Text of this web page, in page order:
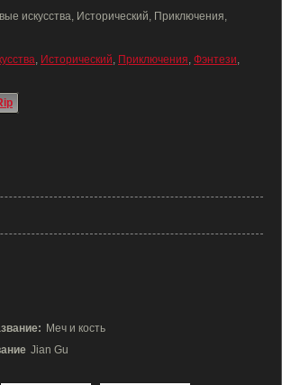
искусства, Исторический, Приключения,
, Исторический, Приключения, Фэнтези,
Меч и кость
Jian Gu